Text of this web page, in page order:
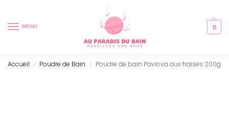
MENU 0
Accueil / Poudre de Bain / Poudre de bain Pavlova aux fraises 200g